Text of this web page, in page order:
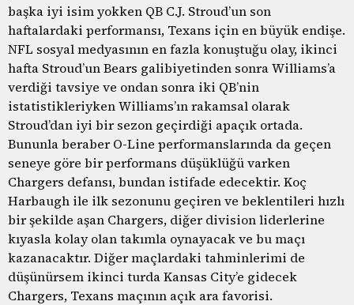
başka iyi isim yokken QB C.J. Stroud’un son
haftalardaki performansı, Texans için en büyük endişe.
NFL sosyal medyasının en fazla konuştuğu olay, ikinci
hafta Stroud’un Bears galibiyetinden sonra Williams’a
verdiği tavsiye ve ondan sonra iki QB’nin
istatistikleriyken Williams’ın rakamsal olarak
Stroud’dan iyi bir sezon geçirdiği apaçık ortada.
Bununla beraber O-Line performanslarında da geçen
seneye göre bir performans düşüklüğü varken
Chargers defansı, bundan istifade edecektir. Koç
Harbaugh ile ilk sezonunu geçiren ve beklentileri hızlı
bir şekilde aşan Chargers, diğer division liderlerine
kıyasla kolay olan takımla oynayacak ve bu maçı
kazanacaktır. Diğer maçlardaki tahminlerimi de
düşünürsem ikinci turda Kansas City’e gidecek
Chargers, Texans maçının açık ara favorisi.